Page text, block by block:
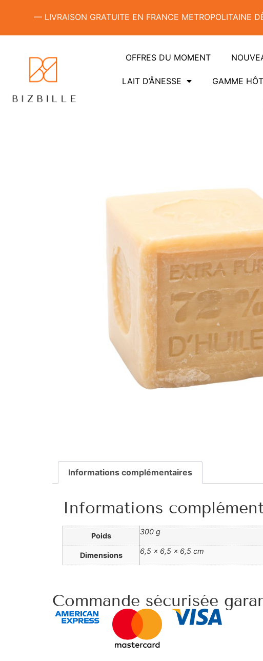
— LIVRAISON GRATUITE EN FRANCE METROPOLITAINE
OFFRES DU MOMENT
LAIT D’ÂNESSE GAMME
Informations complémentaires
Informations
Poids 300 g
Dimensions 6,5 × 6,5 × 6,5 cm
Commande sécurisée